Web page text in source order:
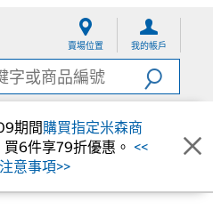
賣場位置 我的帳戶
期間購買指定米森商
買6件享79折優惠。 <<
意事項>>